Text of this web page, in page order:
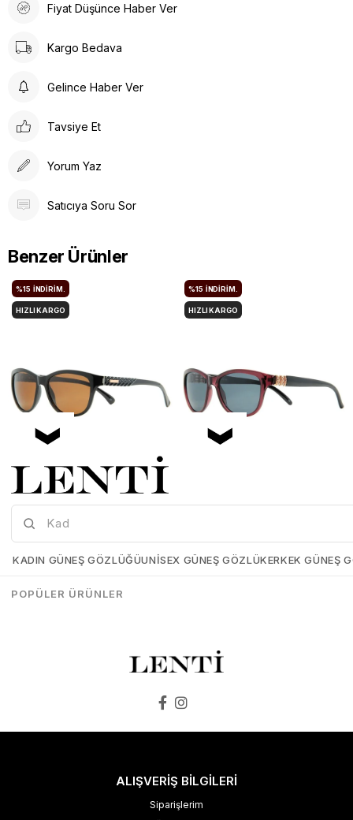
Fiyat Düşünce Haber Ver
Kargo Bedava
Gelince Haber Ver
Tavsiye Et
Yorum Yaz
Satıcıya Soru Sor
Benzer Ürünler
Mia-Maria-OF127-C2-56
%15 İNDIRIM.
HIZLI KARGO
Mia-Maria-OF126-C3-56
%15 İNDIRIM.
HIZLI KARGO
ALIŞVERİŞ BİLGİLERİ
Siparişlerim
KADIN GÜNEŞ GÖZLÜĞÜUNISEX GÜNEŞ GÖZLÜKERKEK GÜNEŞ
POPÜLER ÜRÜNLER